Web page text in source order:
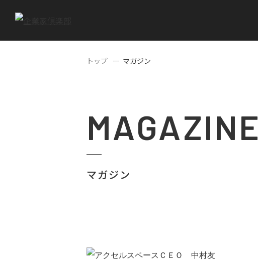
トップ マガジン
MAGAZINE
マガジン